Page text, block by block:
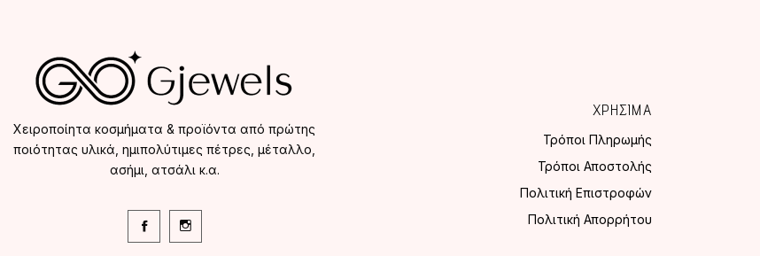
Χειροποίητα κοσμήματα & προϊόντα από πρώτης
ποιότητας υλικά, ημιπολύτιμες πέτρες, μέταλλο,
ασήμι, ατσάλι κ.α.
ΧΡΗΣΙΜΑ
Τρόποι Πληρωμής
Τρόποι Αποστολής
Πολιτική Επιστροφών
Πολιτική Απορρήτου